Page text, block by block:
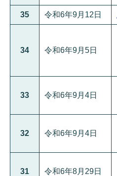
35 令和6年9月12日
34 令和6年9月5日
33 令和6年9月4日
32 令和6年9月4日
31 令和6年8月29日